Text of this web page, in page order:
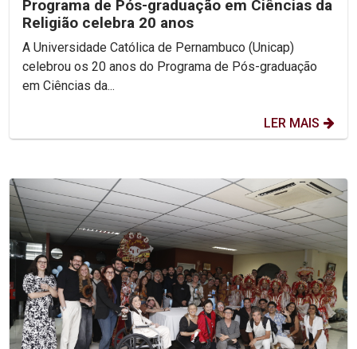
Programa de Pós-graduação em Ciências da
Religião celebra 20 anos
A Universidade Católica de Pernambuco (Unicap)
celebrou os 20 anos do Programa de Pós-graduação
em Ciências da...
LER MAIS